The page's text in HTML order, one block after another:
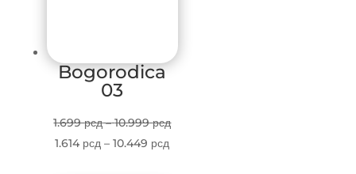
Bogorodica
03
1.699рсд – 10.999рсдPrice
1.614 рсд – 10.449 рсд